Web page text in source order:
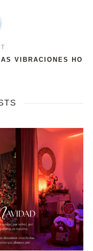
VIBRACIONES HO